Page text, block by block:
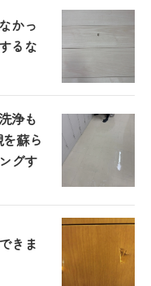
かっ
るな
浄も
蘇ら
グす
きま